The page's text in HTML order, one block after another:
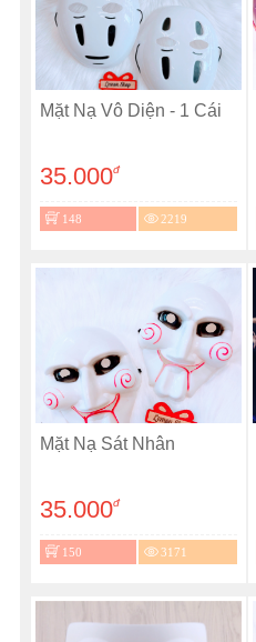
Mặt Nạ Vô Diện - 1 Cái
35.000đ
148 2219
Mặt Nạ Sát Nhân
35.000đ
150 3171